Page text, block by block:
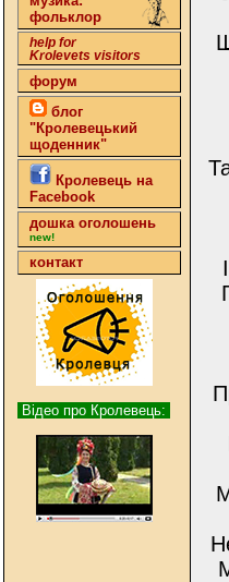
фольклор
help for
Krolevets visitors
форум
блог
"Кролевецький
щоденник"
Кролевець на
Facebook
дошка оголошень
new!
контакт
Відео про Кролевець: